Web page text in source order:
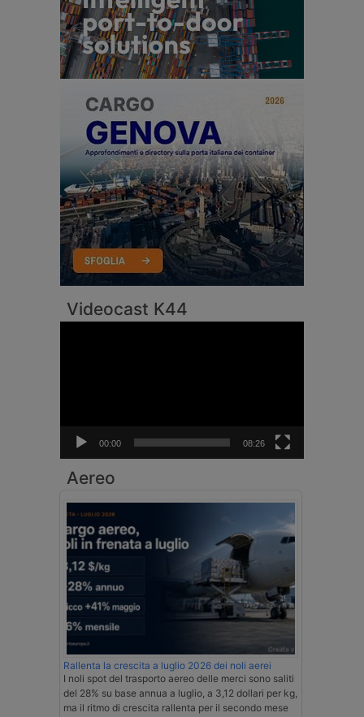
Videocast K44
00:00 08:26
Aereo
Rallenta la crescita a luglio 2026 dei noli aerei
I noli spot del trasporto aereo delle merci sono saliti
del 28% su base annua a luglio, a 3,12 dollari per kg,
ma il ritmo di crescita rallenta per il secondo mese